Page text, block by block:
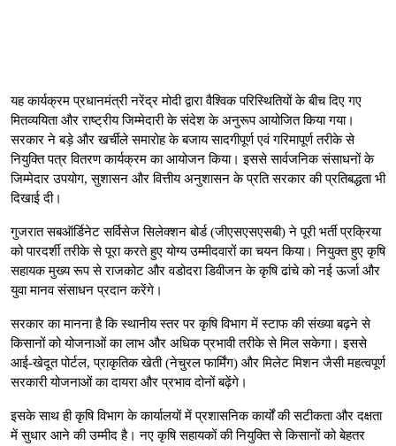
यह कार्यक्रम प्रधानमंत्री नरेंद्र मोदी द्वारा वैश्विक परिस्थितियों के बीच दिए गए
मितव्ययिता और राष्ट्रीय जिम्मेदारी के संदेश के अनुरूप आयोजित किया गया।
सरकार ने बड़े और खर्चीले समारोह के बजाय सादगीपूर्ण एवं गरिमापूर्ण तरीके से
नियुक्ति पत्र वितरण कार्यक्रम का आयोजन किया। इससे सार्वजनिक संसाधनों के
जिम्मेदार उपयोग, सुशासन और वित्तीय अनुशासन के प्रति सरकार की प्रतिबद्धता भी
दिखाई दी।
गुजरात सबऑर्डिनेट सर्विसेज सिलेक्शन बोर्ड (जीएसएसएसबी) ने पूरी भर्ती प्रक्रिया
को पारदर्शी तरीके से पूरा करते हुए योग्य उम्मीदवारों का चयन किया। नियुक्त हुए कृषि
सहायक मुख्य रूप से राजकोट और वडोदरा डिवीजन के कृषि ढांचे को नई ऊर्जा और
युवा मानव संसाधन प्रदान करेंगे।
सरकार का मानना है कि स्थानीय स्तर पर कृषि विभाग में स्टाफ की संख्या बढ़ने से
किसानों को योजनाओं का लाभ और अधिक प्रभावी तरीके से मिल सकेगा। इससे
आई-खेदूत पोर्टल, प्राकृतिक खेती (नेचुरल फार्मिंग) और मिलेट मिशन जैसी महत्वपूर्ण
सरकारी योजनाओं का दायरा और प्रभाव दोनों बढ़ेंगे।
इसके साथ ही कृषि विभाग के कार्यालयों में प्रशासनिक कार्यों की सटीकता और दक्षता
में सुधार आने की उम्मीद है। नए कृषि सहायकों की नियुक्ति से किसानों को बेहतर